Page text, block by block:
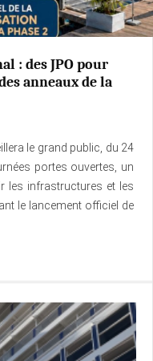
comme une destination
2030, le tourisme de
segments les plus